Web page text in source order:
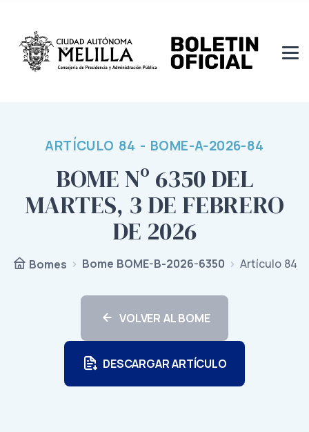
ARTÍCULO 84 - BOME-A-2026-84
BOME Nº 6350 DEL
MARTES, 3 DE FEBRERO
DE 2026
Bomes Bome BOME-B-2026-6350 Artículo 84
VOLVER AL BOME
DESCARGAR ARTÍCULO